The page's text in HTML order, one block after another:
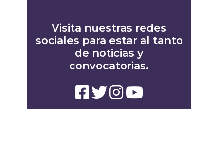
Visita nuestras redes
sociales para estar al tanto
de noticias y
convocatorias.